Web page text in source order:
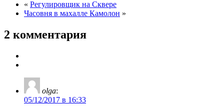
« Регулировщик на Сквере
Часовня в махалле Камолон »
2 комментария
olga:
05/12/2017 в 16:33